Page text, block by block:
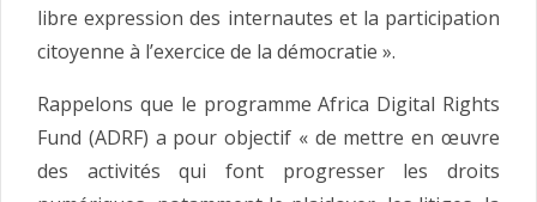
libre expression des internautes et la participation
citoyenne à l’exercice de la démocratie ».
Rappelons que le programme Africa Digital Rights
Fund (ADRF) a pour objectif « de mettre en œuvre
des activités qui font progresser les droits